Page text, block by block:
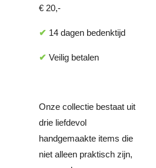
€ 20,-
✔ 14 dagen bedenktijd
✔ Veilig betalen
Onze collectie bestaat uit
drie liefdevol
handgemaakte items die
niet alleen praktisch zijn,